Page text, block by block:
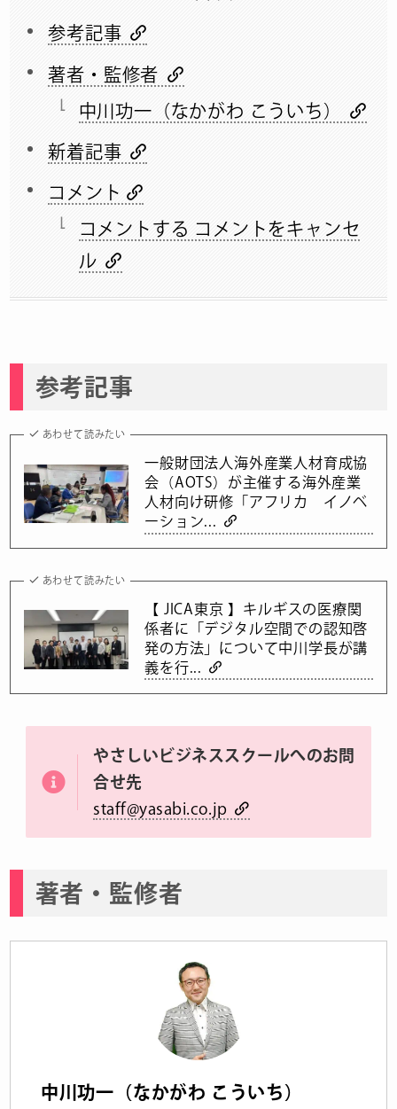
参考記事
著者・監修者
中川功一（なかがわ こういち）
新着記事
コメント
コメントする コメントをキャンセ
ル
参考記事
あわせて読みたい
一般財団法人海外産業人材育成協
会（AOTS）が主催する海外産業
人材向け研修「アフリカ イノベ
ーション...
あわせて読みたい
【 JICA東京 】キルギスの医療関
係者に「デジタル空間での認知啓
発の方法」について中川学長が講
義を行...
やさしいビジネススクールへのお問
合せ先
staff@yasabi.co.jp
著者・監修者
中川功一（なかがわ こういち）